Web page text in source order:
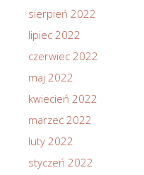
sierpień 2022
lipiec 2022
czerwiec 2022
maj 2022
kwiecień 2022
marzec 2022
luty 2022
styczeń 2022